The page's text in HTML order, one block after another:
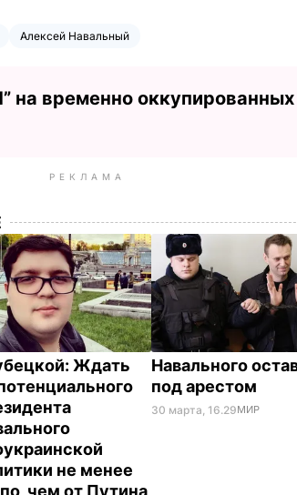
Алексей Навальный
на временно оккупированных
РЕКЛАМА
Ждать
не менее
чем от Путина
Навального
под арестом
30 марта, 16.29МИР